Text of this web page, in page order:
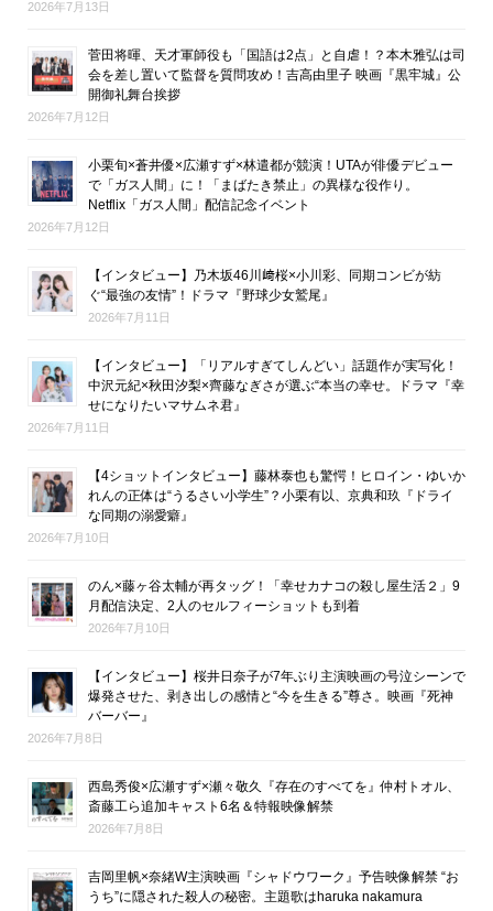
2026年7月13日
菅田将暉、天才軍師役も「国語は2点」と自虐！？本木雅弘は司
会を差し置いて監督を質問攻め！吉高由里子 映画『黒牢城』公
開御礼舞台挨拶
2026年7月12日
小栗旬×蒼井優×広瀬すず×林遣都が競演！UTAが俳優デビュー
で「ガス人間」に！「まばたき禁止」の異様な役作り。
Netflix「ガス人間」配信記念イベント
2026年7月12日
【インタビュー】乃木坂46川﨑桜×小川彩、同期コンビが紡
ぐ“最強の友情”！ドラマ『野球少女鷲尾』
2026年7月11日
【インタビュー】「リアルすぎてしんどい」話題作が実写化！
中沢元紀×秋田汐梨×齊藤なぎさが選ぶ“本当の幸せ。ドラマ『幸
せになりたいマサムネ君』
2026年7月11日
【4ショットインタビュー】藤林泰也も驚愕！ヒロイン・ゆいか
れんの正体は“うるさい小学生”？小栗有以、京典和玖『ドライ
な同期の溺愛癖』
2026年7月10日
のん×藤ヶ谷太輔が再タッグ！「幸せカナコの殺し屋生活２」9
月配信決定、2人のセルフィーショットも到着
2026年7月10日
【インタビュー】桜井日奈子が7年ぶり主演映画の号泣シーンで
爆発させた、剥き出しの感情と“今を生きる”尊さ。映画『死神
バーバー』
2026年7月8日
西島秀俊×広瀬すず×瀬々敬久『存在のすべてを』仲村トオル、
斎藤工ら追加キャスト6名＆特報映像解禁
2026年7月8日
吉岡里帆×奈緒W主演映画『シャドウワーク』予告映像解禁 “お
うち”に隠された殺人の秘密。主題歌はharuka nakamura